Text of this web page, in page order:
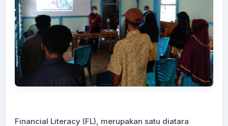
Financial Literacy (FL), merupakan satu diatara